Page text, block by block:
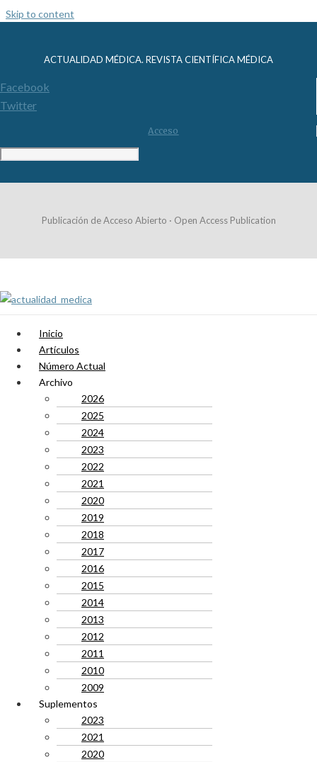
Skip to content
ACTUALIDAD MÉDICA. REVISTA CIENTÍFICA MÉDICA
Facebook
Twitter
Acceso
Publicación de Acceso Abierto · Open Access Publication
Inicio
Artículos
Número Actual
Archivo
2026
2025
2024
2023
2022
2021
2020
2019
2018
2017
2016
2015
2014
2013
2012
2011
2010
2009
Suplementos
2023
2021
2020